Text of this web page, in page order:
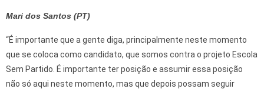
Mari dos Santos (PT)
“É importante que a gente diga, principalmente neste momento
que se coloca como candidato, que somos contra o projeto Escola
Sem Partido. É importante ter posição e assumir essa posição
não só aqui neste momento, mas que depois possam seguir